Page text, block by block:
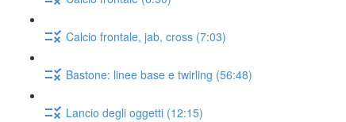
Calcio frontale, jab, cross (7:03)
Bastone: linee base e twirling (56:48)
Lancio degli oggetti (12:15)